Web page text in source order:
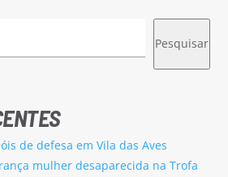
Pesquisar
de defesa em Vila das Aves
mulher desaparecida na Trofa